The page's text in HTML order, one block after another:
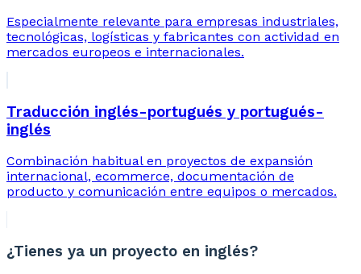
Especialmente relevante para empresas industriales,
tecnológicas, logísticas y fabricantes con actividad en
mercados europeos e internacionales.
Traducción inglés-portugués y portugués-
inglés
Combinación habitual en proyectos de expansión
internacional, ecommerce, documentación de
producto y comunicación entre equipos o mercados.
¿Tienes ya un proyecto en inglés?